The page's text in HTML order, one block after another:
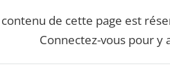
de cette page est
Connectez-vous pour y